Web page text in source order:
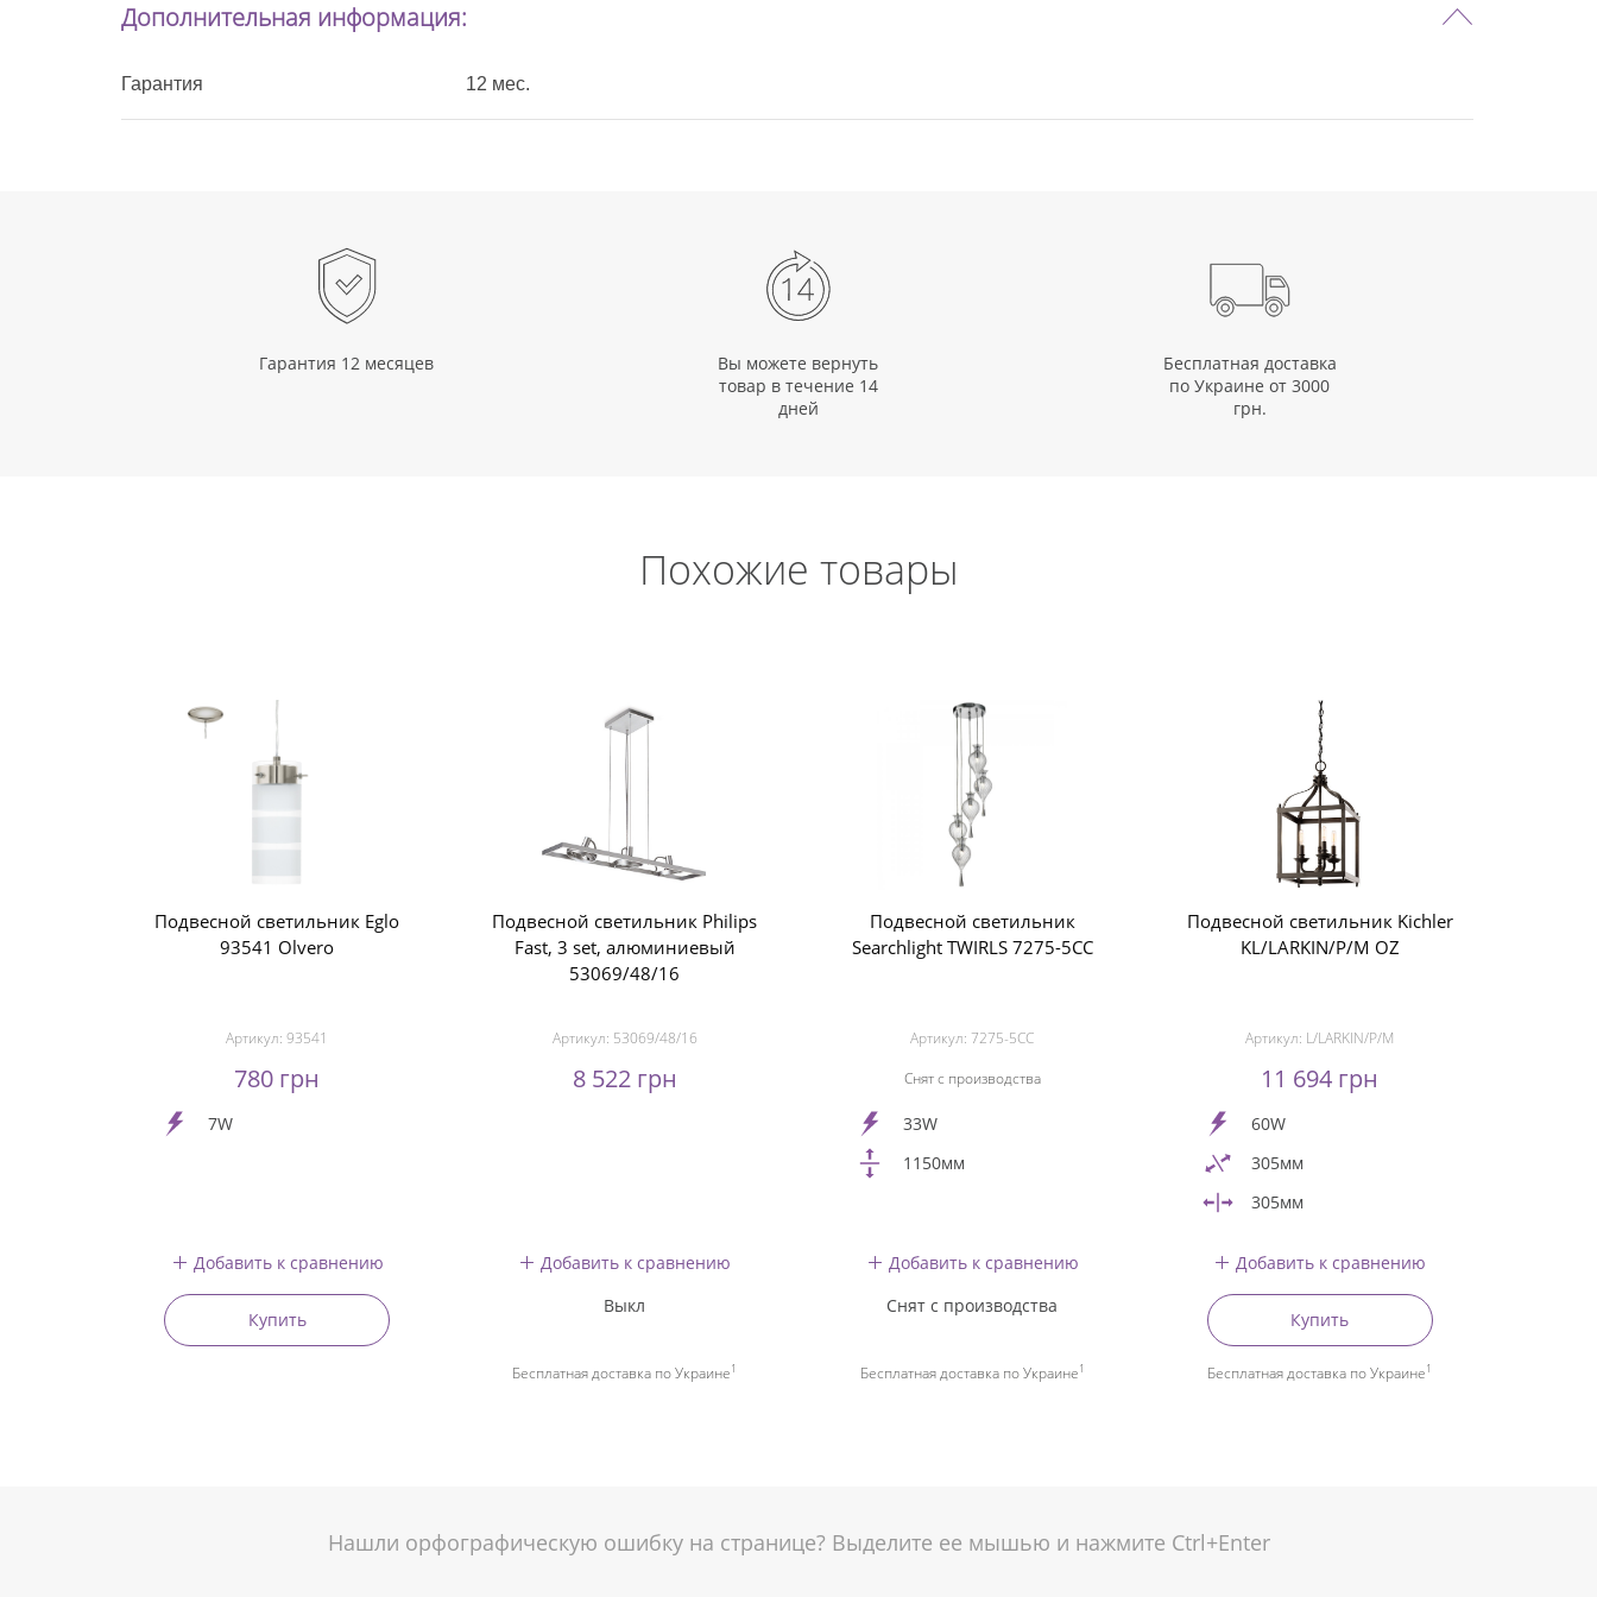
Дополнительная информация:
Гарантия 12 мес.
Гарантия 12 месяцев
Вы можете вернуть
товар в течение 14
дней
Бесплатная доставка
по Украине от 3000
грн.
Похожие товары
Подвесной светильник Eglo
93541 Olvero
Артикул:93541
780 грн
7W
Добавить к сравнению
Купить
Подвесной светильник Philips
Fast, 3 set, алюминиевый
53069/48/16
Артикул: 53069/48/16
8 522 грн
Добавить к сравнению
Выкл
Бесплатная доставка по Украине1
Подвесной светильник
Searchlight TWIRLS 7275-5CC
Артикул: 7275-5CC
Снят с производства
33W
1150мм
Добавить к сравнению
Снят с производства
Бесплатная доставка по Украине1
Подвесной светильник Kichler
KL/LARKIN/P/M OZ
Артикул: L/LARKIN/P/M
11 694 грн
60W
305мм
305мм
Добавить к сравнению
Купить
Бесплатная доставка по Украине1
Нашли орфографическую ошибку на странице? Выделите ее мышью и нажмите Ctrl+Enter